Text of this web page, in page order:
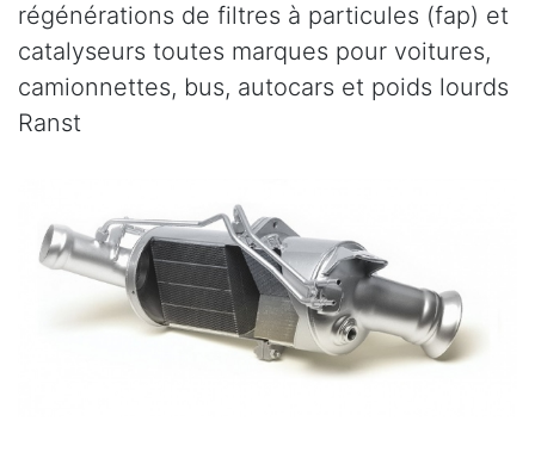
régénérations de filtres à particules (fap) et
catalyseurs toutes marques pour voitures,
camionnettes, bus, autocars et poids lourds
Ranst